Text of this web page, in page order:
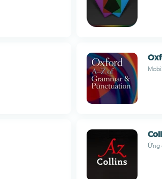
Ứng